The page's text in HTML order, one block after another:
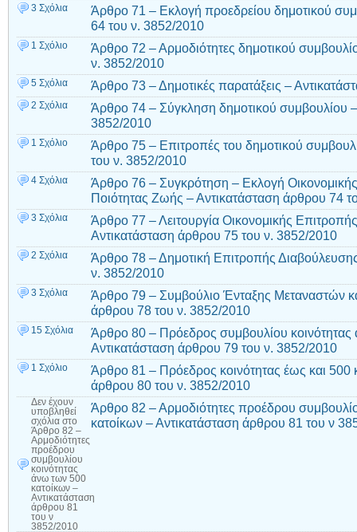
3 Σχόλια
Άρθρο 71 – Εκλογή προεδρείου δημοτικού
64 του ν. 3852/2010
1 Σχόλιο
Άρθρο 72 – Αρμοδιότητες δημοτικού
ν. 3852/2010
5 Σχόλια Άρθρο 73 – Δημοτικές παρατάξεις –
2 Σχόλια
Άρθρο 74 – Σύγκληση δημοτικού συμβουλίου
3852/2010
1 Σχόλιο
Άρθρο 75 – Επιτροπές του δημοτικού
του ν. 3852/2010
4 Σχόλια
Άρθρο 76 – Συγκρότηση – Εκλογή
Ποιότητας Ζωής – Αντικατάσταση άρθρου 74
3 Σχόλια
Άρθρο 77 – Λειτουργία Οικονομικής
Αντικατάσταση άρθρου 75 του ν. 3852/2010
2 Σχόλια
Άρθρο 78 – Δημοτική Επιτροπής
ν. 3852/2010
3 Σχόλια
Άρθρο 79 – Συμβούλιο Ένταξης Μεταναστών
άρθρου 78 του ν. 3852/2010
15 Σχόλια
Άρθρο 80 – Πρόεδρος συμβουλίου
Αντικατάσταση άρθρου 79 του ν. 3852/2010
1 Σχόλιο
Άρθρο 81 – Πρόεδρος κοινότητας έως και 500
άρθρου 80 του ν. 3852/2010
Δεν έχουν
υποβληθεί
σχόλια στο
Άρθρο 82 –
Αρμοδιότητες
προέδρου
συμβουλίου
κοινότητας
άνω των 500
κατοίκων –
Αντικατάσταση
άρθρου 81
του ν
3852/2010
Άρθρο 82 – Αρμοδιότητες προέδρου
κατοίκων – Αντικατάσταση άρθρου 81 του ν